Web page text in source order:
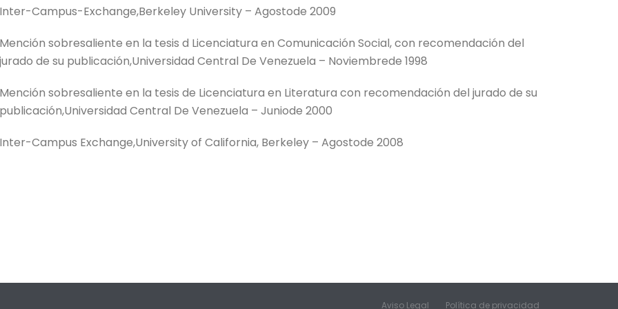
Inter-Campus-Exchange,Berkeley University – Agostode 2009
Mención sobresaliente en la tesis d Licenciatura en Comunicación Social, con recomendación del
jurado de su publicación,Universidad Central De Venezuela – Noviembrede 1998
Mención sobresaliente en la tesis de Licenciatura en Literatura con recomendación del jurado de su
publicación,Universidad Central De Venezuela – Juniode 2000
Inter-Campus Exchange,University of California, Berkeley – Agostode 2008
Aviso Legal Política de privacidad